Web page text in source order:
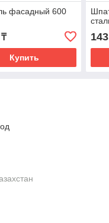
фасадный 600
Купить
143